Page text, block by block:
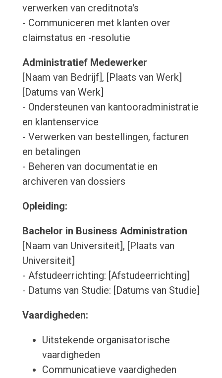
verwerken van creditnota's
- Communiceren met klanten over
claimstatus en -resolutie
Administratief Medewerker
[Naam van Bedrijf], [Plaats van Werk]
[Datums van Werk]
- Ondersteunen van kantooradministratie
en klantenservice
- Verwerken van bestellingen, facturen
en betalingen
- Beheren van documentatie en
archiveren van dossiers
Opleiding:
Bachelor in Business Administration
[Naam van Universiteit], [Plaats van
Universiteit]
- Afstudeerrichting: [Afstudeerrichting]
- Datums van Studie: [Datums van Studie]
Vaardigheden:
Uitstekende organisatorische
vaardigheden
Communicatieve vaardigheden